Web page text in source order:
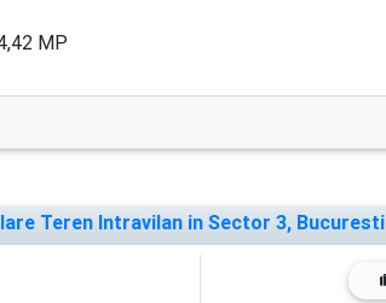
MP
Teren Intravilan in Sector 3, Bucuresti